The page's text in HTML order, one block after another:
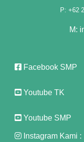
P: +62
M:
Facebook SMP
Youtube TK
Youtube SMP
Instagram Kami :